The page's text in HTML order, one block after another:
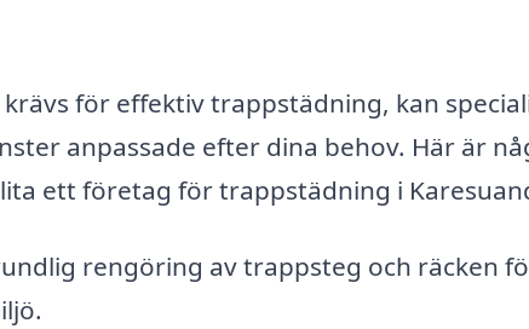
för effektiv trappstädning, kan
anpassade efter dina behov. Här är
ett företag för trappstädning i
rengöring av trappsteg och räcken